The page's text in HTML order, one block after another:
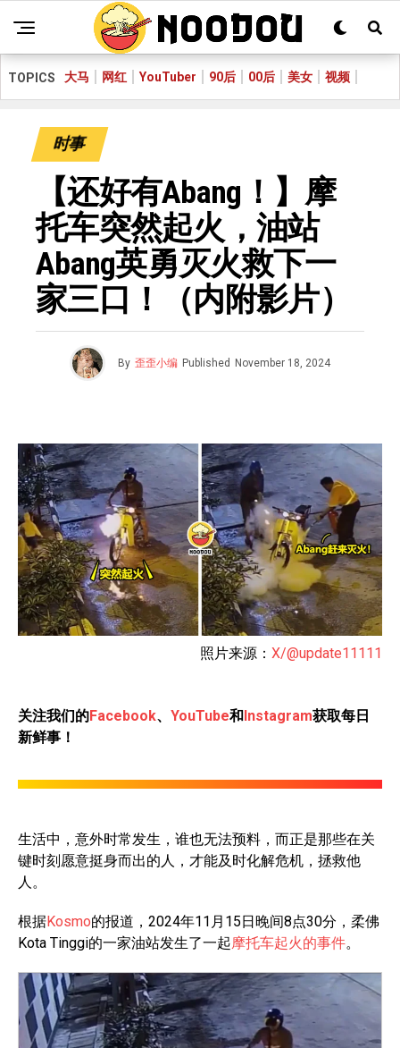
TOPICS 大马 网红 YouTuber 90后 00后 美女 视频
时事
【还好有Abang！】摩
托车突然起火，油站
Abang英勇灭火救下一
家三口！（内附影片）
By 歪歪小编 Published November 18, 2024
照片来源： X/@update11111
关注我们的Facebook、 YouTube和Instagram获取每日
新鲜事！
生活中，意外时常发生，谁也无法预料，而正是那些在关
键时刻愿意挺身而出的人，才能及时化解危机，拯救他
人。
根据Kosmo的报道，2024年11月15日晚间8点30分，柔佛
Kota Tinggi的一家油站发生了一起摩托车起火的事件。